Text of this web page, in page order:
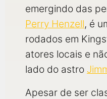
emergindo das
Perry Henzell, é
rodados em
atores locais e
lado do astro
Apesar de ser